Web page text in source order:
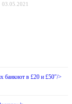
03.05.2021
банкнот в £20 и £50″/>